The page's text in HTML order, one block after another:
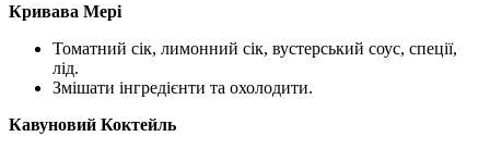
Кривава Мері
Томатний сік, лимонний сік, вустерський соус, спеції,
лід.
Змішати інгредієнти та охолодити.
Кавуновий Коктейль